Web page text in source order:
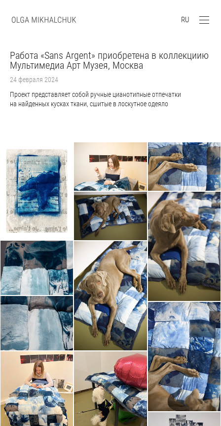
RU
Работа «Sans Argent» приобретена в коллекциию
Мультимедиа Арт Музея, Москва
24 февраля 2024
Проект представляет собой ручные цианотипные отпечатки
на найденных кусках ткани, сшитые в лоскутное одеяло